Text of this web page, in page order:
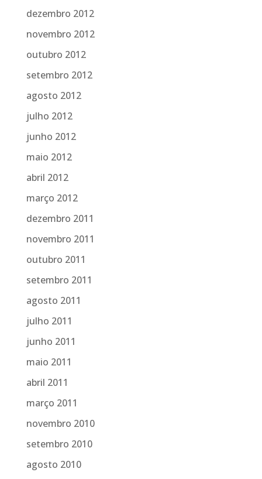
dezembro 2012
novembro 2012
outubro 2012
setembro 2012
agosto 2012
julho 2012
junho 2012
maio 2012
abril 2012
março 2012
dezembro 2011
novembro 2011
outubro 2011
setembro 2011
agosto 2011
julho 2011
junho 2011
maio 2011
abril 2011
março 2011
novembro 2010
setembro 2010
agosto 2010